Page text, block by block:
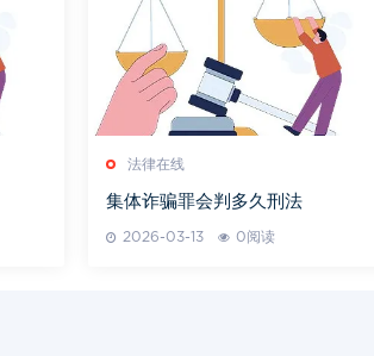
法律在线
集体诈骗罪会判多久刑法
2026-03-13 0阅读